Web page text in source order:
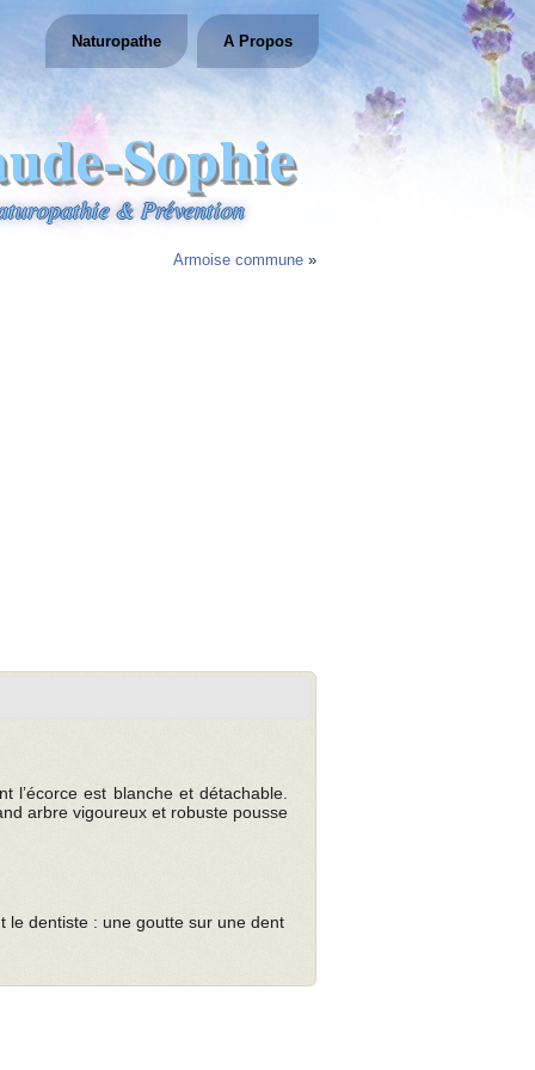
Sophie
& Prévention
Naturopathe A Propos
Armoise commune »
l’écorce est blanche et détachable.
arbre vigoureux et robuste pousse
le dentiste : une goutte sur une dent